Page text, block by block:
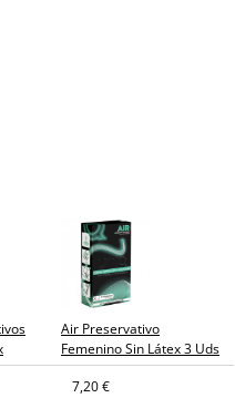
Air Preservativo
Femenino Sin Látex 3 Uds
7,20 €